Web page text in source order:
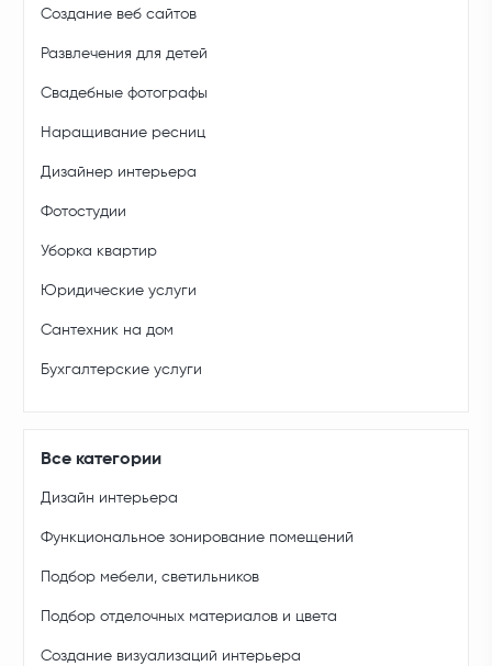
Создание веб сайтов
Развлечения для детей
Свадебные фотографы
Наращивание ресниц
Дизайнер интерьера
Фотостудии
Уборка квартир
Юридические услуги
Сантехник на дом
Бухгалтерские услуги
Все категории
Дизайн интерьера
Функциональное зонирование помещений
Подбор мебели, светильников
Подбор отделочных материалов и цвета
Создание визуализаций интерьера